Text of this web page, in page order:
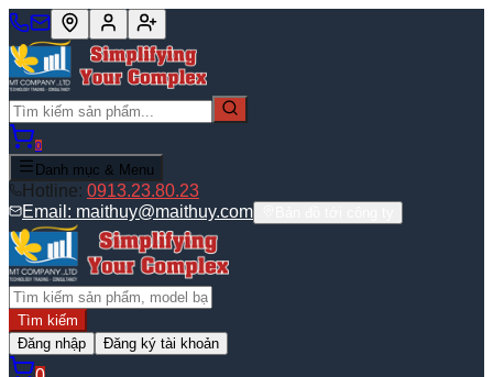
0
Danh mục & Menu
Hotline: 0913.23.80.23
Email: maithuy@maithuy.com
Tìm kiếm
Đăng nhập
Đăng ký tài khoản